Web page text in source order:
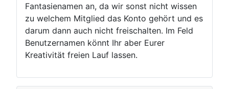
Fantasienamen an, da wir sonst nicht wissen
zu welchem Mitglied das Konto gehört und es
darum dann auch nicht freischalten. Im Feld
Benutzernamen könnt Ihr aber Eurer
Kreativität freien Lauf lassen.